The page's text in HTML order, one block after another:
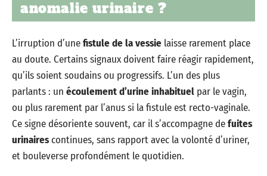
anomalie urinaire ?
L’irruption d’unefistule de la vessie laisse rarement place
au doute. Certains signaux doivent faire réagir rapidement,
qu’ils soient soudains ou progressifs. L’un des plus
parlants : un écoulement d’urine inhabituel par le vagin,
ou plus rarement par l’anus si la fistule est recto-vaginale.
Ce signe désoriente souvent, car il s’accompagne defuites
urinairescontinues, sans rapport avec la volonté d’uriner,
et bouleverse profondément le quotidien.